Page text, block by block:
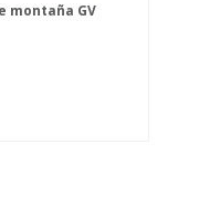
montaña GV